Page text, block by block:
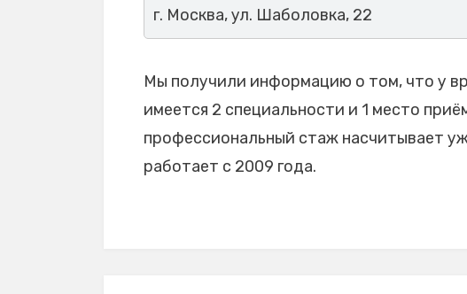
г. Москва, ул. Шаболовка, 22
Мы получили информацию о том, что у
имеется 2 специальности и 1 место
профессиональный стаж насчитывает
работает с 2009 года.